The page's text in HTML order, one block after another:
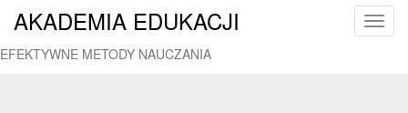
T
AKADEMIA EDUKACJI
EFEKTYWNE METODY NAUCZANIA